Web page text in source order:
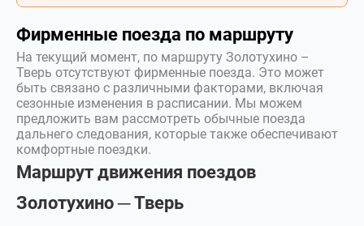
Фирменные поезда по маршруту
На текущий момент, по маршруту Золотухино –
Тверь отсутствуют фирменные поезда. Это может
быть связано с различными факторами, включая
сезонные изменения в расписании. Мы можем
предложить вам рассмотреть обычные поезда
дальнего следования, которые также обеспечивают
комфортные поездки.
Маршрут движения поездов
Золотухино ─ Тверь